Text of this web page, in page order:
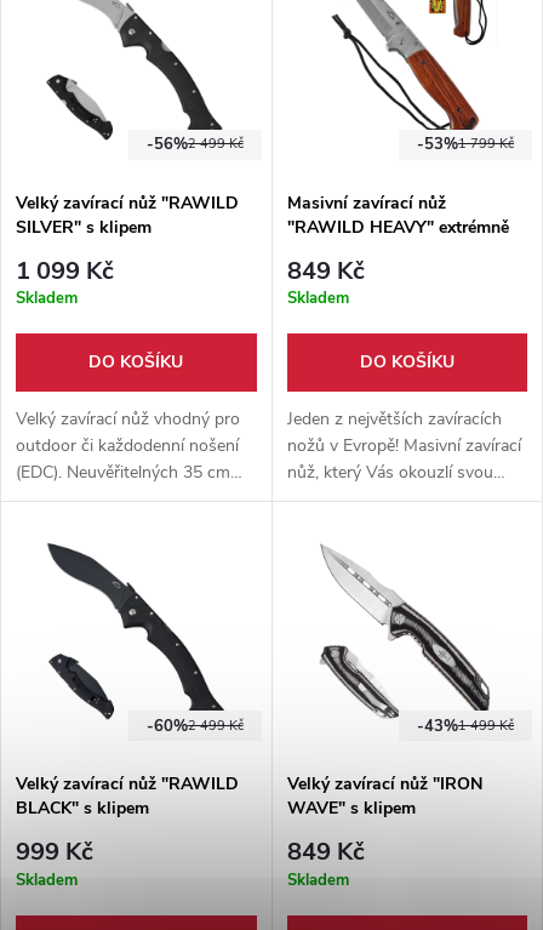
2 499 Kč
-56%
Velký zavírací nůž "RAWILD
SILVER" s klipem
1 099 Kč
Skladem
DO KOŠÍKU
Velký zavírací nůž vhodný pro
outdoor či každodenní nošení
(EDC). Neuvěřitelných 35 cm
dlouhý zavírací nůž s čepelí z
kovovým klipem.
1 799 Kč
-53%
Masivní zavírací nůž
"RAWILD HEAVY" extrémně
849 Kč
Skladem
DO KOŠÍKU
Jeden z největších zavíracích
nožů v Evropě! Masivní zavírací
nůž, který Vás okouzlí svou
velikostí, designem a zároveň
nerezové oceli, obložené
dřevem. Dřevěná rukojeť
příjemně padnoucí do ruky.
2 499 Kč
-60%
Velký zavírací nůž "RAWILD
BLACK" s klipem
999 Kč
Skladem
1 499 Kč
-43%
Velký zavírací nůž "IRON
WAVE" s klipem
849 Kč
Skladem